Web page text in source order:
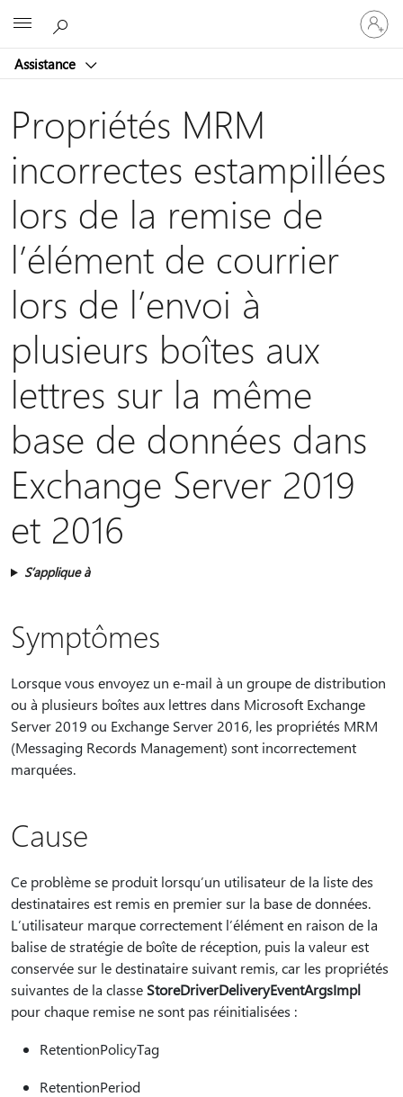
Assistance
vous
à
compte
Propriétés MRM
incorrectes estampillées
lors de la remise de
l’élément de courrier
lors de l’envoi à
plusieurs boîtes aux
lettres sur la même
base de données dans
Exchange Server 2019
et 2016
S’applique à
Symptômes
Lorsque vous envoyez un e-mail à un groupe de distribution
ou à plusieurs boîtes aux lettres dans Microsoft Exchange
Server 2019 ou Exchange Server 2016, les propriétés MRM
(Messaging Records Management) sont incorrectement
marquées.
Cause
Ce problème se produit lorsqu’un utilisateur de la liste des
destinataires est remis en premier sur la base de données.
L’utilisateur marque correctement l’élément en raison de la
balise de stratégie de boîte de réception, puis la valeur est
conservée sur le destinataire suivant remis, car les propriétés
suivantes de la classe StoreDriverDeliveryEventArgsImpl
pour chaque remise ne sont pas réinitialisées :
RetentionPolicyTag
RetentionPeriod